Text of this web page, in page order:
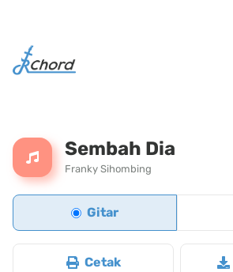
Sembah Dia
Franky Sihombing
Gitar
Cetak